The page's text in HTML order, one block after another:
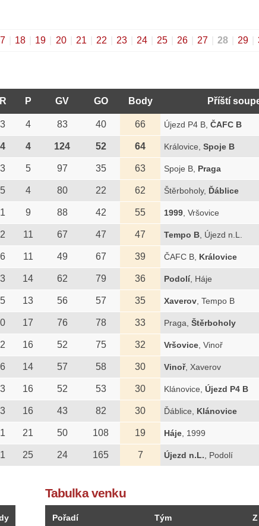
18 19 20 21 22 23 24 25 26 27 28 29
R P GV GO Body Příští
3 4 83 40 66 Újezd P4 B, ČAFC B
4 4 124 52 64 Královice, Spoje B
3 5 97 35 63 Spoje B, Praga
5 4 80 22 62 Štěrboholy, Ďáblice
1 9 88 42 55 1999, Vršovice
2 11 67 47 47 Tempo B, Újezd n.L.
6 11 49 67 39 ČAFC B, Královice
3 14 62 79 36 Podolí, Háje
5 13 56 57 35 Xaverov, Tempo B
0 17 76 78 33 Praga, Štěrboholy
2 16 52 75 32 Vršovice, Vinoř
6 14 57 58 30 Vinoř, Xaverov
3 16 52 53 30 Klánovice, Újezd P4 B
3 16 43 82 30 Ďáblice, Klánovice
1 21 50 108 19 Háje, 1999
1 25 24 165 7 Újezd n.L., Podolí
Tabulka venku
Pořadí Tým Z